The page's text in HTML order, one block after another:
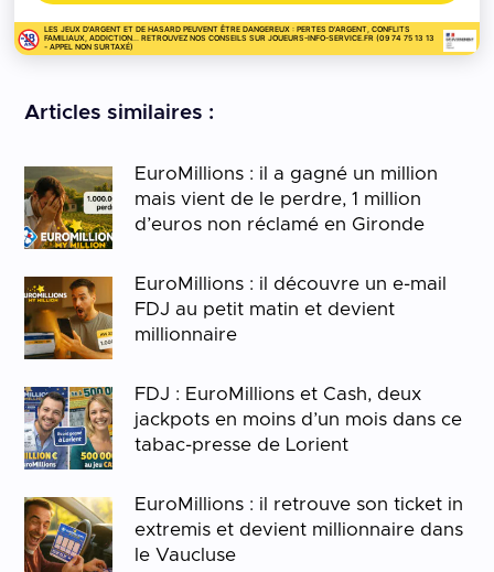
LES JEUX D'ARGENT ET DE HASARD PEUVENT ÊTRE DANGEREUX : PERTES D'ARGENT, CONFLITS
FAMILIAUX, ADDICTION... RETROUVEZ NOS CONSEILS SUR JOUEURS-INFO-SERVICE.FR (09 74 75 13 13
- APPEL NON SURTAXÉ)
Articles similaires :
EuroMillions : il a gagné un million
mais vient de le perdre, 1 million
d’euros non réclamé en Gironde
EuroMillions : il découvre un e-mail
FDJ au petit matin et devient
millionnaire
FDJ : EuroMillions et Cash, deux
jackpots en moins d’un mois dans ce
tabac-presse de Lorient
EuroMillions : il retrouve son ticket in
extremis et devient millionnaire dans
le Vaucluse